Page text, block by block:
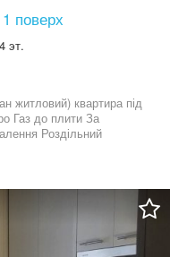
поверх
эт.
житловий) квартира під
Газ до плити За
Роздільний